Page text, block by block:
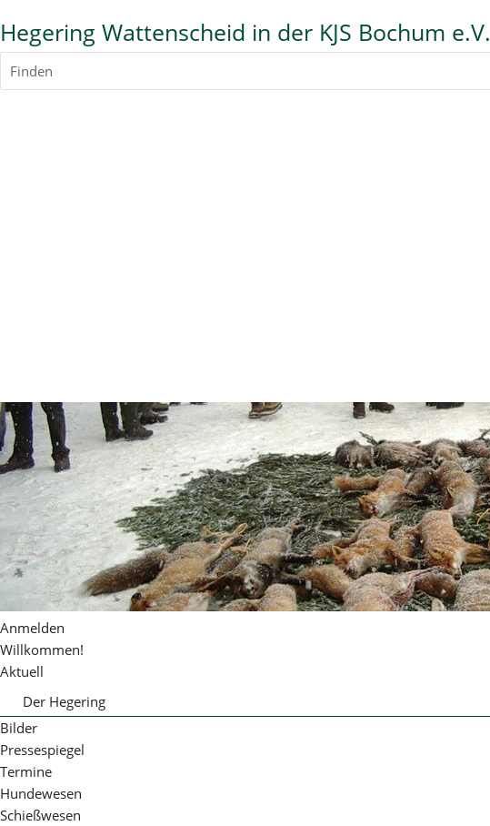
Hegering Wattenscheid in der KJS Bochum e.V.
Finden
Anmelden
Willkommen!
Aktuell
Der Hegering
Der Vorstand
Obleute
Bilder
Pressespiegel
Termine
Hundewesen
Schießwesen